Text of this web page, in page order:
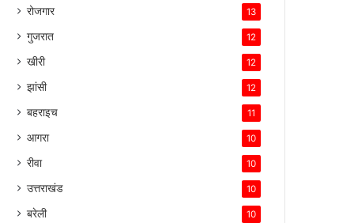
रोजगार 13
गुजरात 12
खीरी 12
झांसी 12
बहराइच 11
आगरा 10
रीवा 10
उत्तराखंड 10
बरेली 10